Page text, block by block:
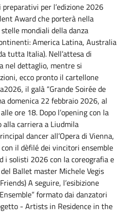
per l’edizione 2026
Award che porterà nella
mondiali della danza
America Latina, Australia
tutta Italia). Nell’attesa di
nel dettaglio, mentre si
ecco pronto il cartellone
il galà “Grande Soirée de
domenica 22 febbraio 2026, al
ore 18. Dopo l’opening con la
alla carriera a Liudmila
dancer all’Opera di Vienna,
il dèfilé dei vincitori ensemble
i solisti 2026 con la coreografia e
Ballet master Michele Vegis
A seguire, l’esibizione
formato dai danzatori
- Artists in Residence in the